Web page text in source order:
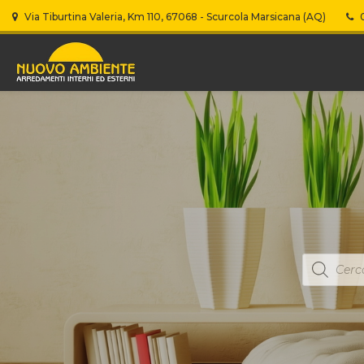
Via Tiburtina Valeria, Km 110, 67068 - Scurcola Marsicana (AQ)
Products
search